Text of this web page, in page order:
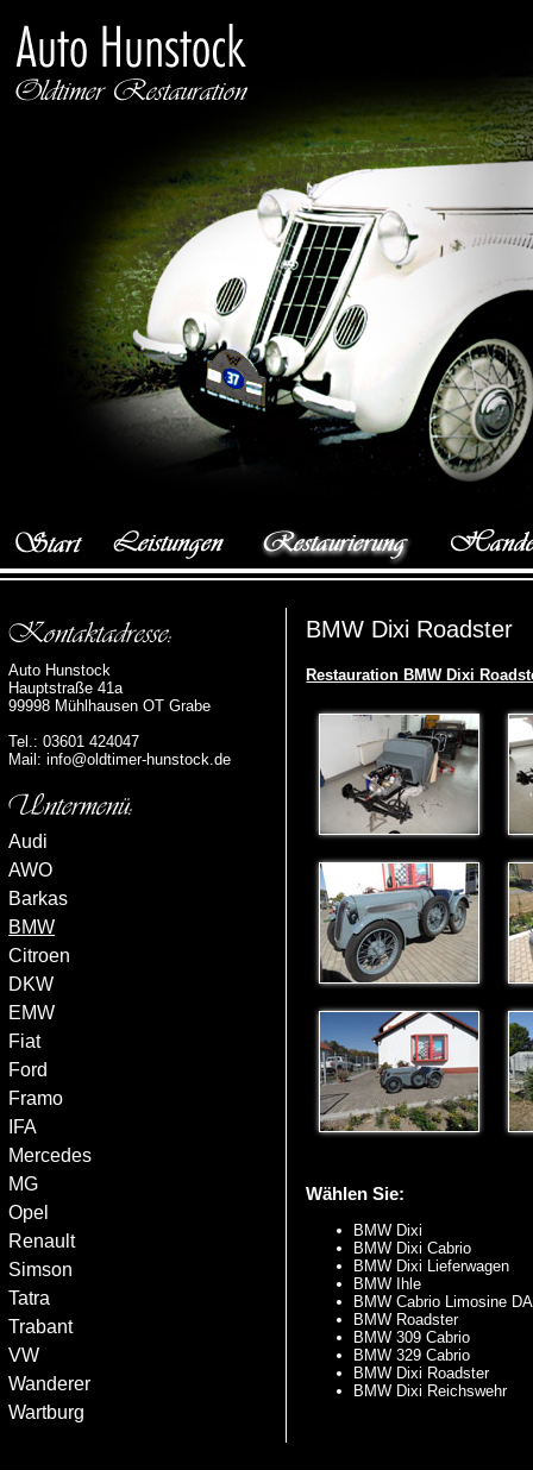
Auto Hunstock
Hauptstraße 41a
99998 Mühlhausen OT Grabe
Tel.: 03601 424047
Mail:info@oldtimer-hunstock.de
Audi
AWO
Barkas
BMW
Citroen
DKW
EMW
Fiat
Ford
Framo
IFA
Mercedes
MG
Opel
Renault
Simson
Tatra
Trabant
VW
Wanderer
Wartburg
BMW Dixi Roadster
Restauration BMW Dixi
Wählen Sie:
BMW Dixi
BMW Dixi Cabrio
BMW Dixi Lieferwagen
BMW Ihle
BMW Cabrio Limosine
BMW Roadster
BMW 309 Cabrio
BMW 329 Cabrio
BMW Dixi Roadster
BMW Dixi Reichswehr